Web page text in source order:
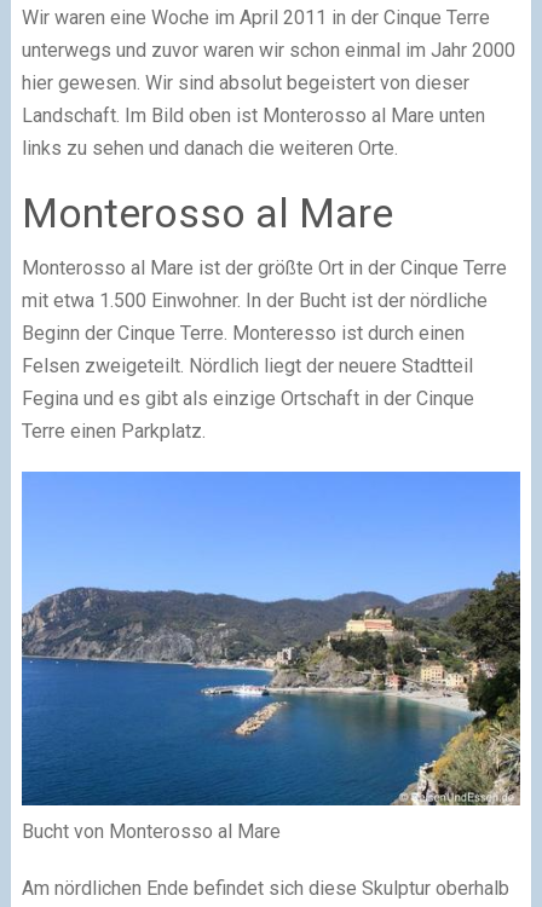
Wir waren eine Woche im April 2011 in der Cinque Terre
unterwegs und zuvor waren wir schon einmal im Jahr 2000
hier gewesen. Wir sind absolut begeistert von dieser
Landschaft. Im Bild oben ist Monterosso al Mare unten
links zu sehen und danach die weiteren Orte.
Monterosso al Mare
Monterosso al Mare ist der größte Ort in der Cinque Terre
mit etwa 1.500 Einwohner. In der Bucht ist der nördliche
Beginn der Cinque Terre. Monteresso ist durch einen
Felsen zweigeteilt. Nördlich liegt der neuere Stadtteil
Fegina und es gibt als einzige Ortschaft in der Cinque
Terre einen Parkplatz.
Bucht von Monterosso al Mare
Am nördlichen Ende befindet sich diese Skulptur oberhalb